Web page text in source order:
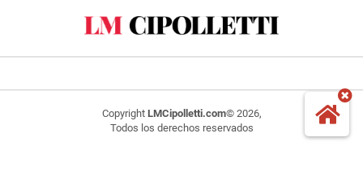
Copyright LMCipolletti.com© 2026,
Todos los derechos reservados